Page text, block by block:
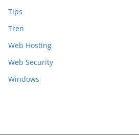
Tips
Tren
Web Hosting
Web Security
Windows